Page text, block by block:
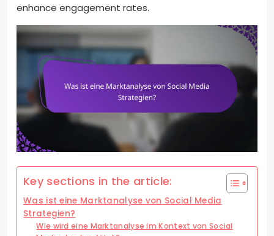
enhance engagement rates.
Key sections in the article:
Was ist eine Marktanalyse von Social Media
Strategien?
Wie wird eine Marktanalyse im Kontext von Social